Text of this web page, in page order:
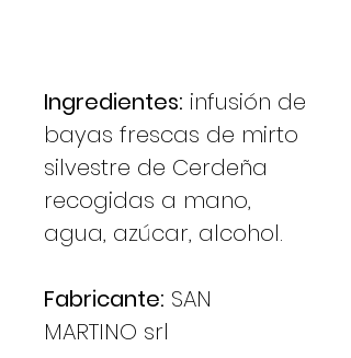
Ingredientes: infusión de
bayas frescas de mirto
silvestre de Cerdeña
recogidas a mano,
agua, azúcar, alcohol.
Fabricante: SAN
MARTINO srl